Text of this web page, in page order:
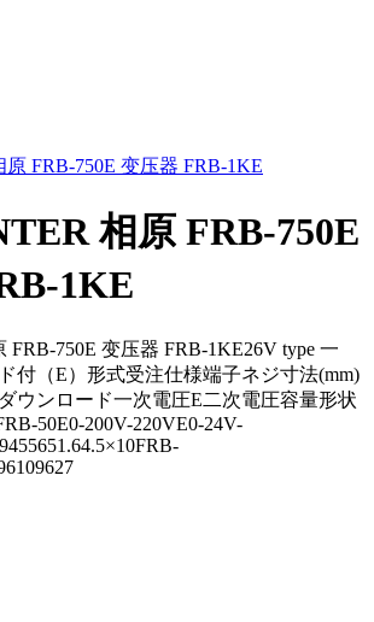
相原 FRB-750E
1KE
FRB-750E 变压器 FRB-1KE26V type 一
付（E）形式受注仕様端子ネジ寸法(mm)
ウンロード一次電圧E二次電圧容量形状
50E0-200V-220VE0-24V-